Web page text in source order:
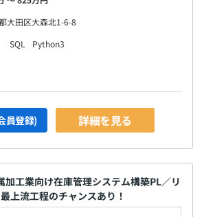
大田区大森北1-6-8
SQL
Python3
員登録) 詳細を見る
加工業向け在庫管理システム構築PL／リ
上流工程のチャンスあり！